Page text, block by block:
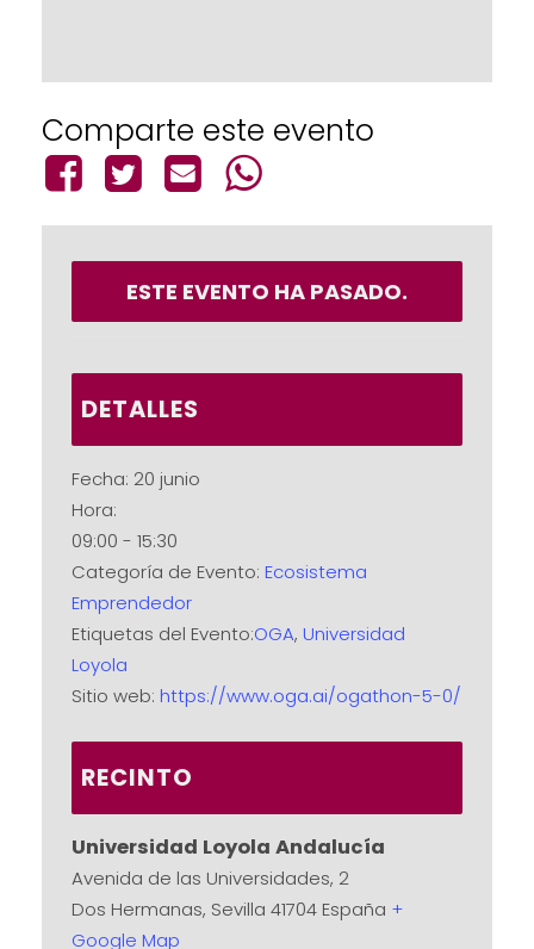
Comparte este evento
ESTE EVENTO HA PASADO.
DETALLES
Fecha: 20 junio
Hora:
09:00 - 15:30
Categoría de Evento: Ecosistema
Emprendedor
Etiquetas del Evento:OGA, Universidad
Loyola
Sitio web: https://www.oga.ai/ogathon-5-0/
RECINTO
Universidad Loyola Andalucía
Avenida de las Universidades, 2
Dos Hermanas, Sevilla 41704 España +
Google Map